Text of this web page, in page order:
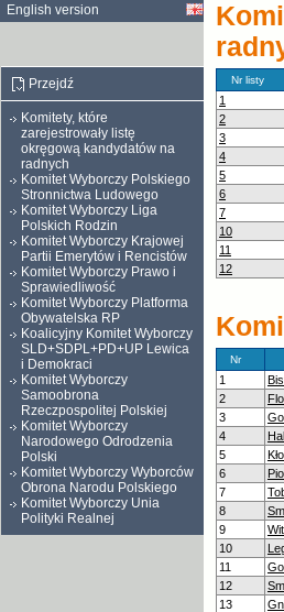
Nr listy
1
2
3
4
5
6
7
10
11
12
Nr
1
2
3
4
5
6
7
8
9
10
11
12
13
English version
Przejdź
Komitety, które
zarejestrowały listę
okręgową kandydatów na
radnych
Komitet Wyborczy Polskiego
Stronnictwa Ludowego
Komitet Wyborczy Liga
Polskich Rodzin
Komitet Wyborczy Krajowej
Partii Emerytów i Rencistów
Komitet Wyborczy Prawo i
Sprawiedliwość
Komitet Wyborczy Platforma
Obywatelska RP
Koalicyjny Komitet Wyborczy
SLD+SDPL+PD+UP Lewica
i Demokraci
Komitet Wyborczy
Samoobrona
Rzeczpospolitej Polskiej
Komitet Wyborczy
Narodowego Odrodzenia
Polski
Komitet Wyborczy Wyborców
Obrona Narodu Polskiego
Komitet Wyborczy Unia
Polityki Realnej